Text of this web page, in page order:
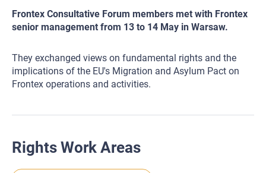
Frontex Consultative Forum members met with Frontex
senior management from 13 to 14 May in Warsaw.
They exchanged views on fundamental rights and the
implications of the EU's Migration and Asylum Pact on
Frontex operations and activities.
Rights Work Areas